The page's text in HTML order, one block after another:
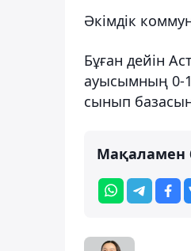
Әкімдік
Бұған дейін
ауысымның 0-
сынып
Мақаламен